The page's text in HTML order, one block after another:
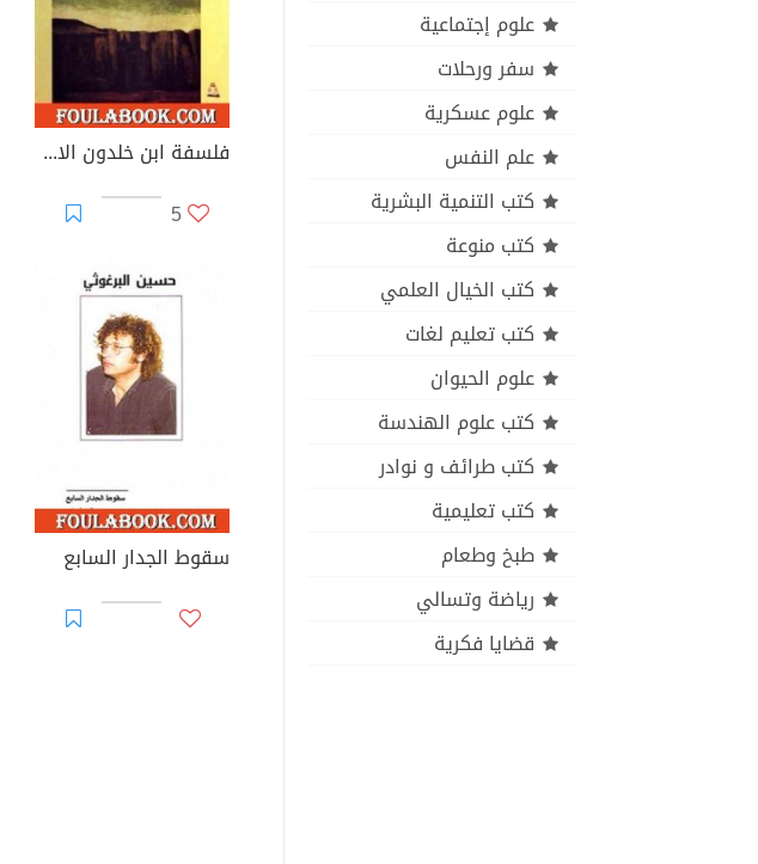
علوم إجتماعية
سفر ورحلات
علوم عسكرية
علم النفس
كتب التنمية البشرية
كتب منوعة
كتب الخيال العلمي
كتب تعليم لغات
علوم الحيوان
كتب علوم الهندسة
كتب طرائف و نوادر
كتب تعليمية
طبخ وطعام
رياضة وتسالي
قضايا فكرية
فلسفة ابن خلدون الاجتماعية: تحليل ونقد
5
سقوط الجدار السابع